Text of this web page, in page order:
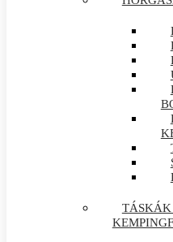
TÁSKÁK